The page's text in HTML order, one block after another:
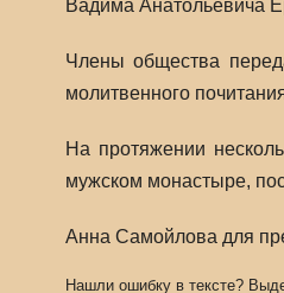
Вадима Анатольевича
Члены общества
молитвенного
На протяжении
мужском монастыре,
Анна Самойлова для
Нашли ошибку в тексте?